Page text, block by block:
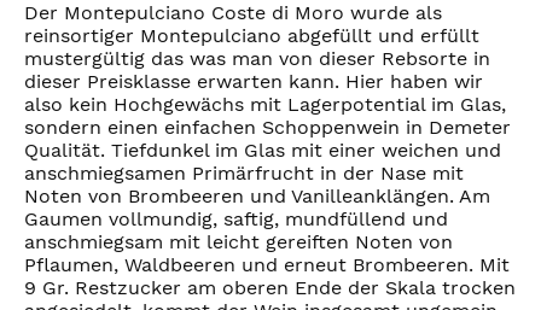
Der Montepulciano Coste di Moro wurde als
reinsortiger Montepulciano abgefüllt und erfüllt
mustergültig das was man von dieser Rebsorte in
dieser Preisklasse erwarten kann. Hier haben wir
also kein Hochgewächs mit Lagerpotential im Glas,
sondern einen einfachen Schoppenwein in Demeter
Qualität. Tiefdunkel im Glas mit einer weichen und
anschmiegsamen Primärfrucht in der Nase mit
Noten von Brombeeren und Vanilleanklängen. Am
Gaumen vollmundig, saftig, mundfüllend und
anschmiegsam mit leicht gereiften Noten von
Pflaumen, Waldbeeren und erneut Brombeeren. Mit
9 Gr. Restzucker am oberen Ende der Skala trocken